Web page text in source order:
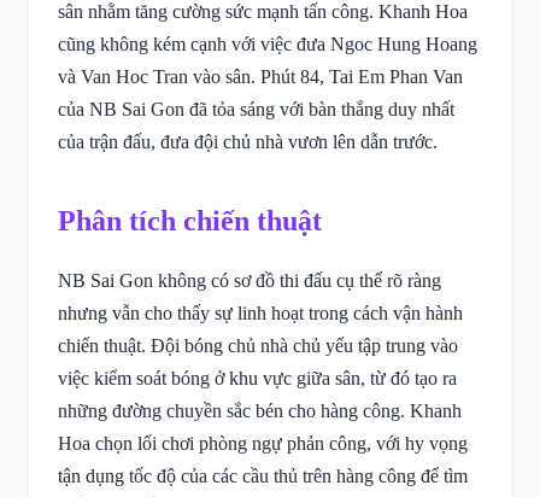
sân nhằm tăng cường sức mạnh tấn công. Khanh Hoa
cũng không kém cạnh với việc đưa Ngoc Hung Hoang
và Van Hoc Tran vào sân. Phút 84, Tai Em Phan Van
của NB Sai Gon đã tỏa sáng với bàn thắng duy nhất
của trận đấu, đưa đội chủ nhà vươn lên dẫn trước.
Phân tích chiến thuật
NB Sai Gon không có sơ đồ thi đấu cụ thể rõ ràng
nhưng vẫn cho thấy sự linh hoạt trong cách vận hành
chiến thuật. Đội bóng chủ nhà chủ yếu tập trung vào
việc kiểm soát bóng ở khu vực giữa sân, từ đó tạo ra
những đường chuyền sắc bén cho hàng công. Khanh
Hoa chọn lối chơi phòng ngự phản công, với hy vọng
tận dụng tốc độ của các cầu thủ trên hàng công để tìm